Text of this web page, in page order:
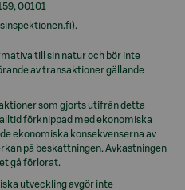
00101
).
till sin natur och bör inte
av transaktioner gällande
som gjorts utifrån detta
förknippad med ekonomiska
ekonomiska konsekvenserna av
på beskattningen. Avkastningen
gå förlorat.
utveckling avgör inte